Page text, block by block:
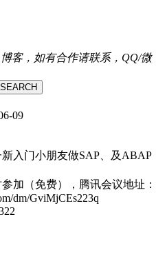
客，如有合作请联系，QQ/微
SEARCH
09
入门小朋友做SAP、及ABAP
加（免费），腾讯会议地址：
dm/GviMjCEs223q